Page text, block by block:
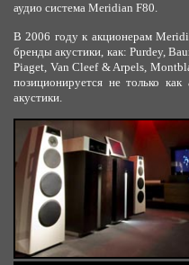
аудио система Meridian F80.
В 2006 году к акционерам
бренды акустики, как: Purdey,
Piaget, Van Cleef & Arpels,
позиционируется не только
акустики.